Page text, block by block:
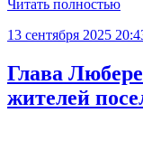
Читать полностью
13 сентября 2025
Глава
жителей